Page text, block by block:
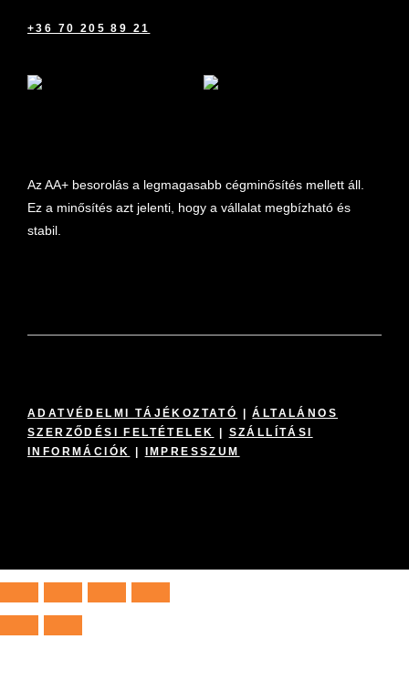
+36 70 205 89 21
Az AA+ besorolás a legmagasabb cégminősítés mellett áll.
Ez a minősítés azt jelenti, hogy a vállalat megbízható és
stabil.
ADATVÉDELMI TÁJÉKOZTATÓ |ÁLTALÁNOS
SZERZŐDÉSI FELTÉTELEK
| SZÁLLÍTÁSI
INFORMÁCIÓK
| IMPRESSZUM